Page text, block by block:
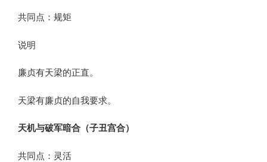
共同点：规矩
说明
廉贞有天梁的正直。
天梁有廉贞的自我要求。
天机与破军暗合（子丑宫合）
共同点：灵活